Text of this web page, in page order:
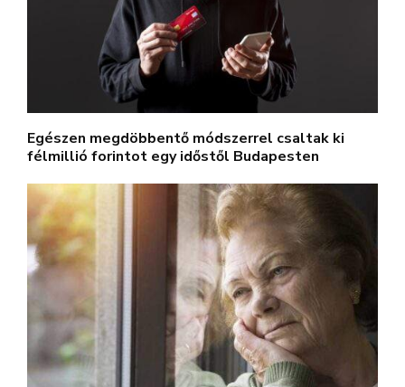
Egészen megdöbbentő módszerrel csaltak ki
félmillió forintot egy időstől Budapesten